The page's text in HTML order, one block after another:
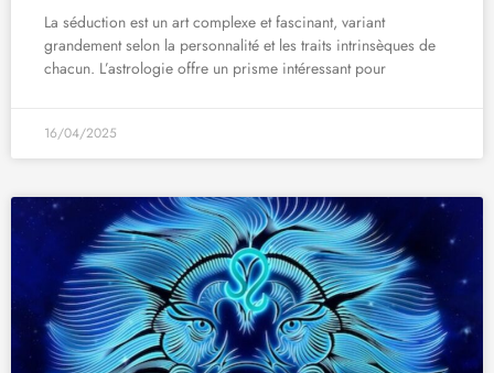
La séduction est un art complexe et fascinant, variant
grandement selon la personnalité et les traits intrinsèques de
chacun. L’astrologie offre un prisme intéressant pour
16/04/2025